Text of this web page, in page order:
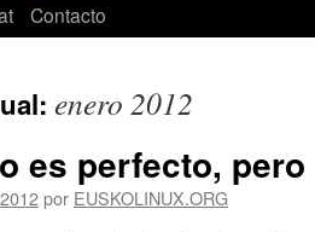
Contacto
enero 2012
es perfecto,
por EUSKOLINUX.ORG